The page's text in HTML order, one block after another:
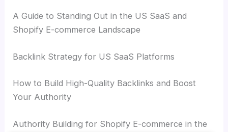
A Guide to Standing Out in the US SaaS and
Shopify E-commerce Landscape
Backlink Strategy for US SaaS Platforms
How to Build High-Quality Backlinks and Boost
Your Authority
Authority Building for Shopify E-commerce in the